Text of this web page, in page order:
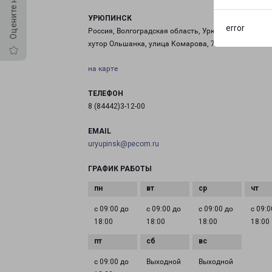
error
УРЮПИНСК
Россия, Волгоградская область, Урюпинский район,
хутор Ольшанка, улица Комарова, 71
на карте
ТЕЛЕФОН
8 (84442)3-12-00
EMAIL
uryupinsk@pecom.ru
ГРАФИК РАБОТЫ
с 09:00 до
18:00
с 09:00 до
18:00
с 09:00 до
18:00
с
18:00
с 09:00 до
Выходной Выходной